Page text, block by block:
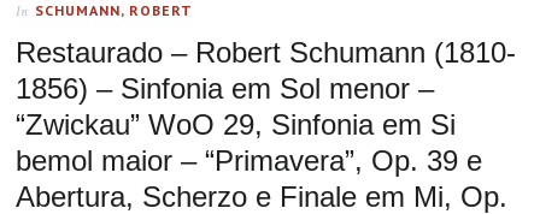
In SCHUMANN, ROBERT
Restaurado – Robert Schumann (1810-
1856) – Sinfonia em Sol menor –
“Zwickau” WoO 29, Sinfonia em Si
bemol maior – “Primavera”, Op. 39 e
Abertura, Scherzo e Finale em Mi, Op.